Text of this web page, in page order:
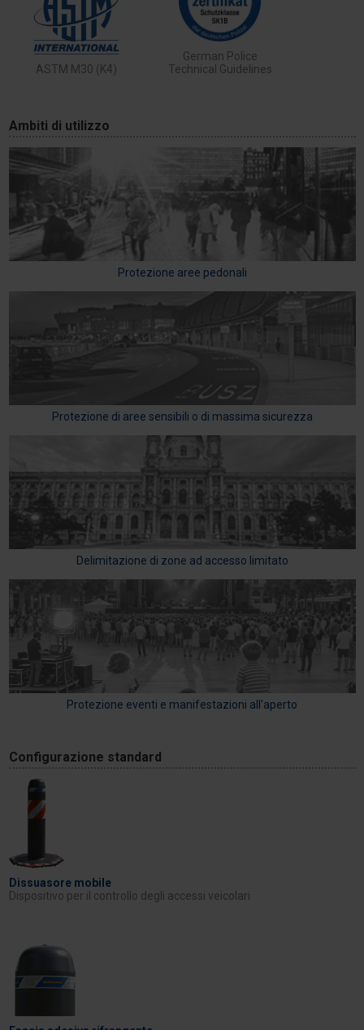
ASTM M30 (K4)
German Police
Technical Guidelines
Ambiti di utilizzo
Protezione aree pedonali
Protezione di aree sensibili o di massima sicurezza
Delimitazione di zone ad accesso limitato
Protezione eventi e manifestazioni all'aperto
Configurazione standard
Dissuasore mobile
Dispositivo per il controllo degli accessi veicolari